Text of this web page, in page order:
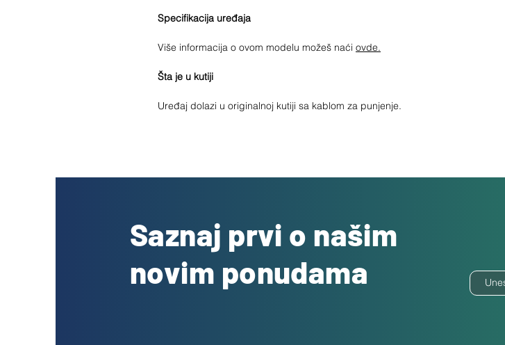
Specifikacija uređaja
Više informacija o ovom modelu možeš naći ovde.
Šta je u kutiji
Uređaj dolazi u originalnoj kutiji sa kablom za punjenje.
Saznaj prvi o našim
novim ponudama